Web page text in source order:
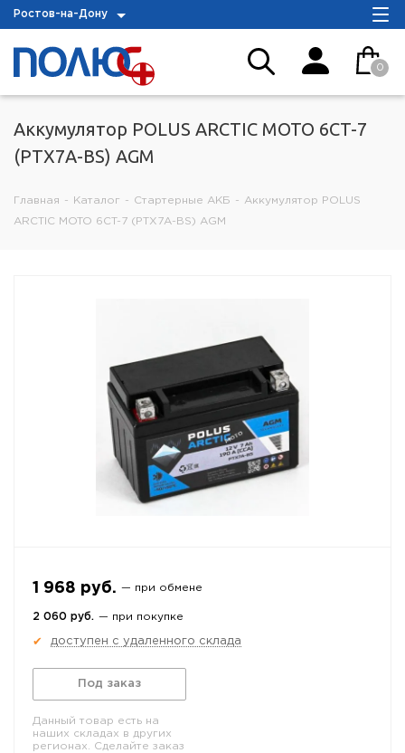
Ростов-на-Дону
0
Аккумулятор POLUS ARCTIC MOTO 6CT-7
(PTX7A-BS) AGM
Главная - Каталог - Стартерные АКБ - Аккумулятор POLUS
ARCTIC MOTO 6CT-7 (PTX7A-BS) AGM
1 968 руб. — при обмене
2 060 руб. — при покупке
✔ доступен с удаленного склада
Под заказ
Данный товар есть на
наших складах в других
регионах. Сделайте заказ